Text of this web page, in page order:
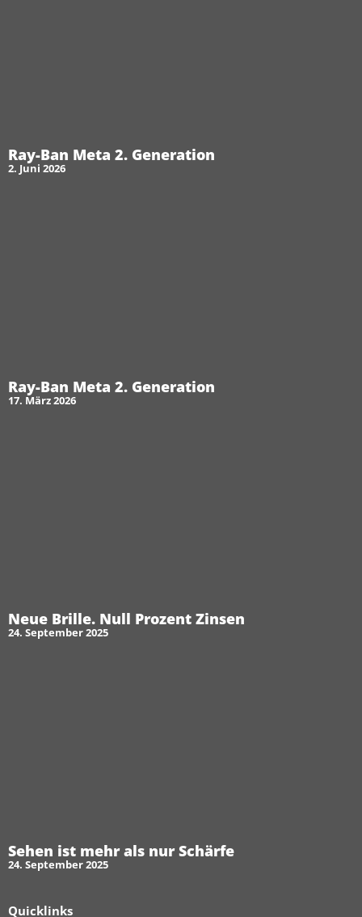
Ray-Ban Meta 2. Generation
2. Juni 2026
Ray-Ban Meta 2. Generation
17. März 2026
Neue Brille. Null Prozent Zinsen
24. September 2025
Sehen ist mehr als nur Schärfe
24. September 2025
Quicklinks